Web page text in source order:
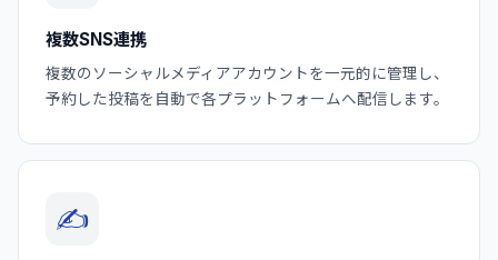
複数SNS連携
複数のソーシャルメディアアカウントを一元的に管理し、
予約した投稿を自動で各プラットフォームへ配信します。
✍️